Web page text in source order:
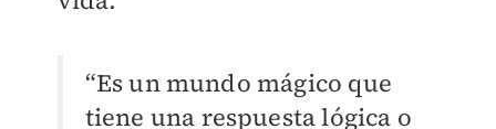
“Es un mundo mágico que
tiene una respuesta lógica o